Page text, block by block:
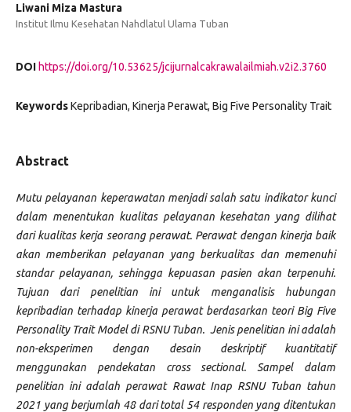
Liwani Miza Mastura
Institut Ilmu Kesehatan Nahdlatul Ulama Tuban
DOI https://doi.org/10.53625/jcijurnalcakrawalailmiah.v2i2.3760
KeywordsKepribadian, Kinerja Perawat, Big Five Personality Trait
Abstract
Mutu pelayanan keperawatan menjadi salah satu indikator kunci
dalam menentukan kualitas pelayanan kesehatan yang dilihat
dari kualitas kerja seorang perawat. Perawat dengan kinerja baik
akan memberikan pelayanan yang berkualitas dan memenuhi
standar pelayanan, sehingga kepuasan pasien akan terpenuhi.
Tujuan dari penelitian ini untuk menganalisis hubungan
kepribadian terhadap kinerja perawat berdasarkan teori Big Five
Personality Trait Model di RSNU Tuban. Jenis penelitian ini adalah
non-eksperimen dengan desain deskriptif kuantitatif
menggunakan pendekatan cross sectional. Sampel dalam
penelitian ini adalah perawat Rawat Inap RSNU Tuban tahun
2021 yang berjumlah 48 dari total 54 responden yang ditentukan